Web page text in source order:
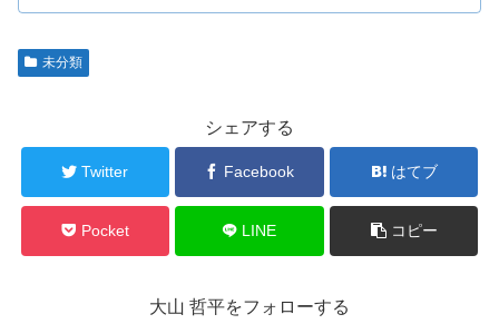
未分類
シェアする
Twitter Facebook はてブ
Pocket LINE コピー
大山 哲平をフォローする